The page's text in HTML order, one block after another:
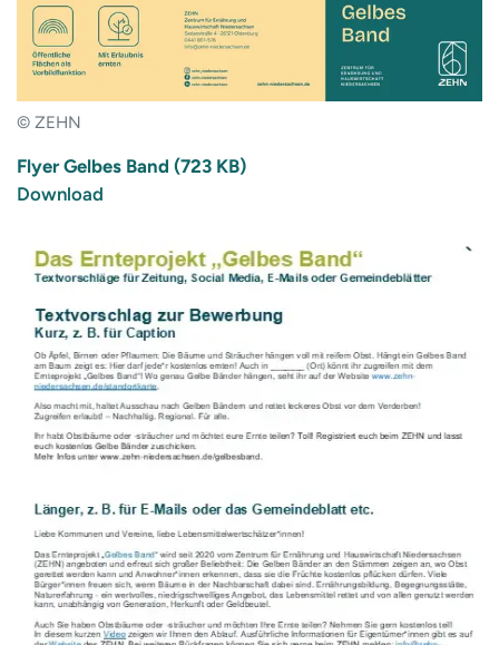
© ZEHN
Flyer Gelbes Band (723 KB)
Download